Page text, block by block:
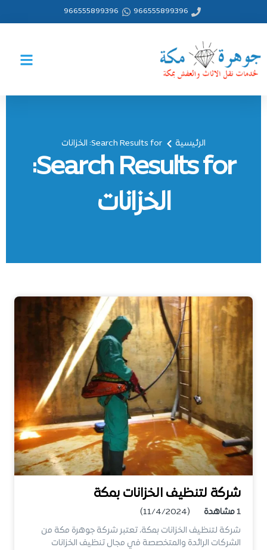
966555899396
966555899396
الرئيسية Search Results for: الخزانات
Search Results for:
الخزانات
شركة لتنظيف الخزانات بمكة
1مشاهدة
(11/4/2024)
شركة لتنظيف الخزانات بمكة، تعتبر شركة جوهرة مكة من
الشركات الرائدة والمتخصصة في مجال تنظيف الخزانات